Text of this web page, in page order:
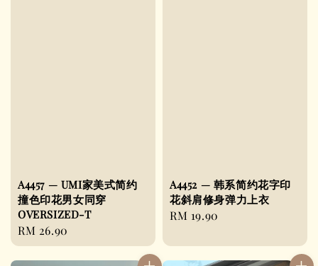
A4457 — UMI家美式简约
撞色印花男女同穿
OVERSIZED-T
Regular
price
RM 26.90
A4452 — 韩系简约花字印
花斜肩修身弹力上衣
Regular
RM 19.90